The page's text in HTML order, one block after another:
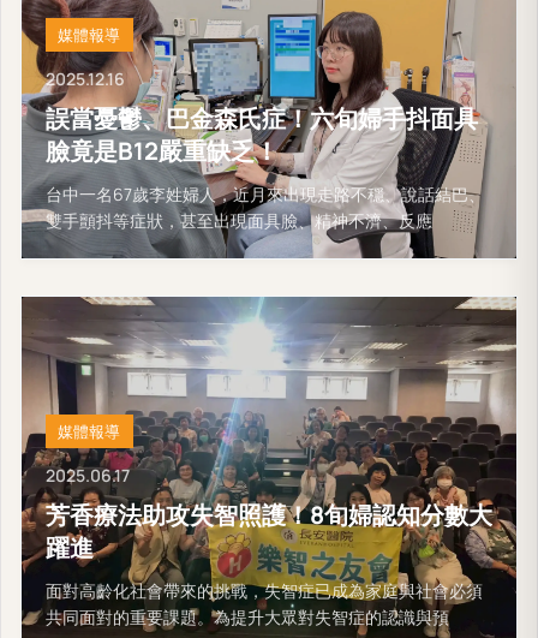
媒體報導
2025.12.16
誤當憂鬱、巴金森氏症！六旬婦手抖面具
臉竟是B12嚴重缺乏！
台中一名67歲李姓婦人，近月來出現走路不穩、說話結巴、
雙手顫抖等症狀，甚至出現面具臉、精神不濟、反應
媒體報導
2025.06.17
芳香療法助攻失智照護！8旬婦認知分數大
躍進
面對高齡化社會帶來的挑戰，失智症已成為家庭與社會必須
共同面對的重要課題。為提升大眾對失智症的認識與預